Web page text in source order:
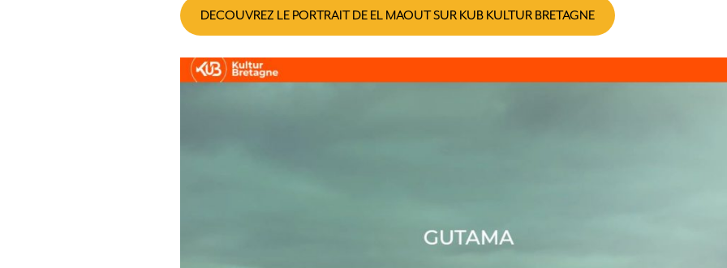
DECOUVREZ LE PORTRAIT DE EL MAOUT SUR KUB KULTUR BRETAGNE